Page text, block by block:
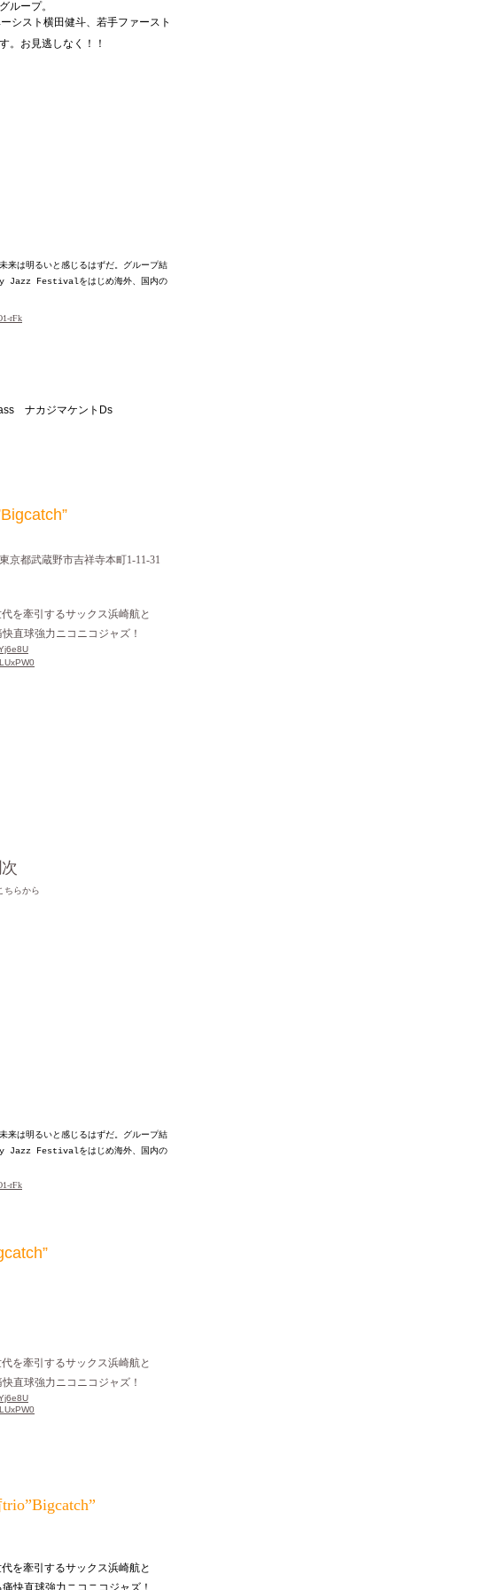
ループ。
シスト横田健斗、若手ファースト
。お見逃しなく！！
来は明るいと感じるはずだ。 グループ結
Jazz Festivalをはじめ海外、国内の
rFk
ナカジマケントDs
京都武蔵野市吉祥寺本町1-11-31
を牽引するサックス浜崎航と
直球強力ニコニコジャズ！
ちらから
来は明るいと感じるはずだ。 グループ結
Jazz Festivalをはじめ海外、国内の
rFk
を牽引するサックス浜崎航と
直球強力ニコニコジャズ！
を牽引するサックス浜崎航と
快直球強力ニコニコジャズ！